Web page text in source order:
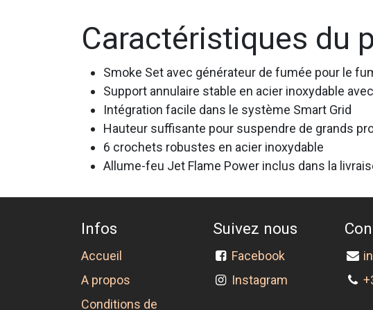
Caractéristiques du
Smoke Set avec générateur de fumée pour le
Support annulaire stable en acier inoxydable
Intégration facile dans le système Smart Grid
Hauteur suffisante pour suspendre de grands
6 crochets robustes en acier inoxydable
Allume-feu Jet Flame Power inclus dans la
Infos
Accueil
A propos
Conditions de
Suivez nous
Facebook
Instagram